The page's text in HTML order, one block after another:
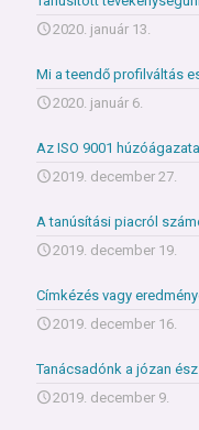
2020. január 13.
Mi a teendő profilváltás
2020. január 6.
Az ISO 9001
2019. december 27.
A tanúsítási piacról
2019. december 19.
Címkézés vagy
2019. december 16.
Tanácsadónk a józan ész
2019. december 9.